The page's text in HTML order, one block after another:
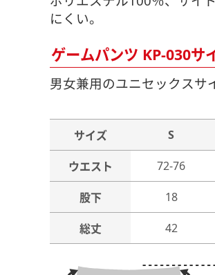
にくい。
ゲームパンツ KP-030サ
男女兼用のユニセックスサ
サイズ S
ウエスト 72-76
股下 18
総丈 42